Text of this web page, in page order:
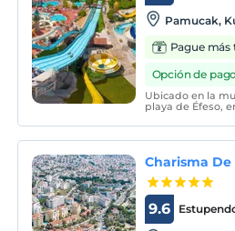
Pamucak,
Pague
Opción de
Ubicado en la
playa de Éfeso,
la bienvenida a
concepto de
Charisma
9.6